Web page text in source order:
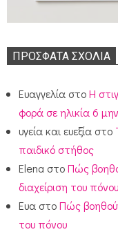
ΠΡΌΣΦΑΤΑ ΣΧΌΛΙΑ
Ευαγγελία στοΗ
φορά σε ηλικία 6
υγεία και ευεξία στο
παιδικό στήθος
Elena στοΠώς
διαχείριση του πόνου
Ευα στοΠώς
του πόνου